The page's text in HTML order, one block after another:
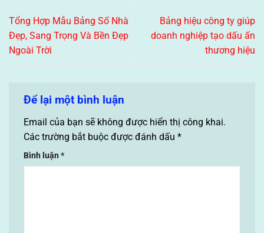
Tổng Hợp Mẫu Bảng Số Nhà
Đẹp, Sang Trọng Và Bền Đẹp
Ngoài Trời
Bảng hiệu công ty giúp
doanh nghiệp tạo dấu ấn
thương hiệu
Để lại một bình luận
Email của bạn sẽ không được hiển thị công khai.
Các trường bắt buộc được đánh dấu *
Bình luận *